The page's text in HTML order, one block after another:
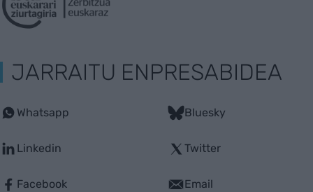
JARRAITU ENPRESABIDEA
Whatsapp
Linkedin
Facebook
Bluesky
Twitter
Email